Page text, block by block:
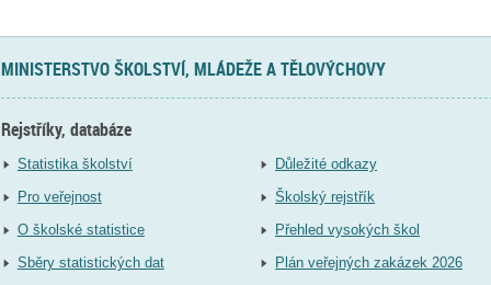
MINISTERSTVO ŠKOLSTVÍ, MLÁDEŽE A TĚLOVÝCHOVY
Rejstříky, databáze
Statistika školství
Pro veřejnost
O školské statistice
Sběry statistických dat
Důležité odkazy
Školský rejstřík
Přehled vysokých škol
Plán veřejných zakázek 2026